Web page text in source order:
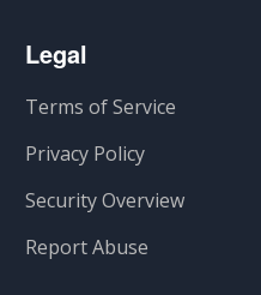
Legal
Terms of Service
Privacy Policy
Security Overview
Report Abuse